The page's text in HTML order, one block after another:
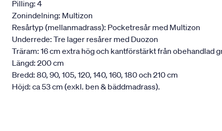
Pilling: 4
Zonindelning: Multizon
Resårtyp (mellanmadrass): Pocketresår med Multizon
Underrede: Tre lager resårer med Duozon
Träram: 16 cm extra hög och kantförstärkt från obehandlad
Längd: 200 cm
Bredd: 80, 90, 105, 120, 140, 160, 180 och 210 cm
Höjd: ca 53 cm (exkl. ben & bäddmadrass).